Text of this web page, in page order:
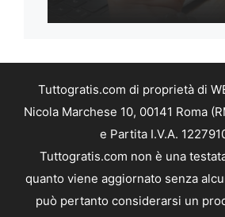
Tuttogratis.com di proprietà di
Nicola Marchese 10, 00141 Roma
e Partita I.V.A.
Tuttogratis.com non è una
quanto viene aggiornato senza
può pertanto considerarsi un